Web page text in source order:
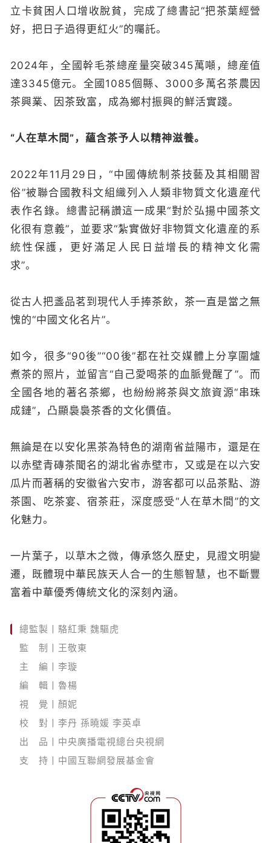
立卡貧困人口增收脫貧，完成了總書記“把茶葉經營
好，把日子過得更紅火”的囑託。
2024年，全國幹毛茶總産量突破345萬噸，總産值
達3345億元。全國1085個縣、3000多萬名茶農因
茶興業、因茶致富，成為鄉村振興的鮮活實踐。
“人在草木間”，蘊含茶予人以精神滋養。
2022年11月29日，“中國傳統制茶技藝及其相關習
俗”被聯合國教科文組織列入人類非物質文化遺産代
表作名錄。總書記稱讚這一成果“對於弘揚中國茶文
化很有意義”，並要求“紮實做好非物質文化遺産的系
統性保護，更好滿足人民日益增長的精神文化需
求”。
從古人把盞品茗到現代人手捧茶飲，茶一直是當之無
愧的“中國文化名片”。
如今，很多“90後”“00後”都在社交媒體上分享圍爐
煮茶的照片，並留言“自己愛喝茶的血脈覺醒了”。而
全國各地的著名茶鄉，也紛紛將茶與文旅資源“串珠
成鏈”，凸顯裊裊茶香的文化價值。
無論是在以安化黑茶為特色的湖南省益陽市，還是在
以赤壁青磚茶聞名的湖北省赤壁市，又或是在以六安
瓜片而著稱的安徽省六安市，游客都可以品茶點、游
茶園、吃茶宴、宿茶莊，深度感受“人在草木間”的文
化魅力。
一片葉子，以草木之微，傳承悠久歷史，見證文明變
遷，既體現中華民族天人合一的生態智慧，也不斷豐
富着中華優秀傳統文化的深刻內涵。
總監製丨駱紅秉 魏驅虎
監 制丨王敬東
主 編丨李璇
編 輯丨魯楊
視 覺丨顏妮
校 對丨李丹 孫曉媛 李英卓
出 品丨中央廣播電視總台央視網
支 持丨中國互聯網發展基金會